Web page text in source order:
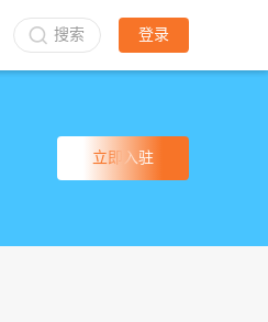
搜索 登录
立即入驻